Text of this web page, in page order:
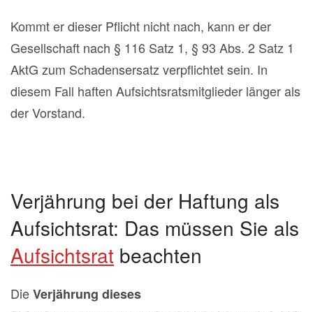
Kommt er dieser Pflicht nicht nach, kann er der
Gesellschaft nach § 116 Satz 1, § 93 Abs. 2 Satz 1
AktG zum Schadensersatz verpflichtet sein. In
diesem Fall haften Aufsichtsratsmitglieder länger als
der Vorstand.
Verjährung bei der Haftung als
Aufsichtsrat: Das müssen Sie als
Aufsichtsrat beachten
DieVerjährung dieses